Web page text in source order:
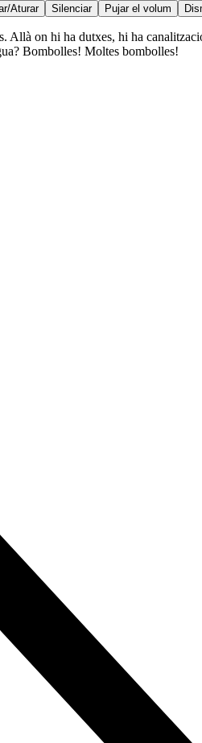
Aturar Silenciar Pujar el volum
Allà on hi ha dutxes, hi ha
Bombolles! Moltes bombolles!